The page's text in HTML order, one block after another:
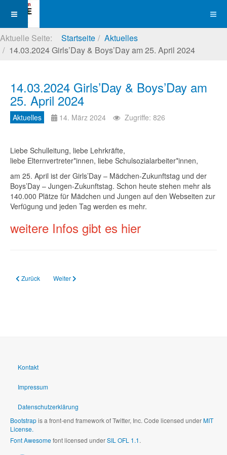
Aktuelle Seite: Startseite
Aktuelles
14.03.2024 Girls’Day & Boys’Day am 25. April 2024
14.03.2024 Girls’Day & Boys’Day am
25. April 2024
Aktuelles 14. März 2024 Zugriffe: 826
Liebe Schulleitung, liebe Lehrkräfte,
liebe Elternvertreter*innen, liebe Schulsozialarbeiter*innen,
am 25. April ist der Girls’Day – Mädchen-Zukunftstag und der
Boys’Day – Jungen-Zukunftstag. Schon heute stehen mehr als
140.000 Plätze für Mädchen und Jungen auf den Webseiten zur
Verfügung und jeden Tag werden es mehr.
weitere Infos gibt es hier
Vorheriger Beitrag: 14.03.2024 Bewerbung mit Jugendlichen richtig
Zurück Nächster Beitrag: 12.03.2024 AK SCHULEWIRTSCHAFT -
Weiter
Kontakt
Impressum
Datenschutzerklärung
Bootstrapis a front-end framework of Twitter, Inc. Code licensed underMIT
License.
Font Awesomefont licensed underSIL OFL 1.1.